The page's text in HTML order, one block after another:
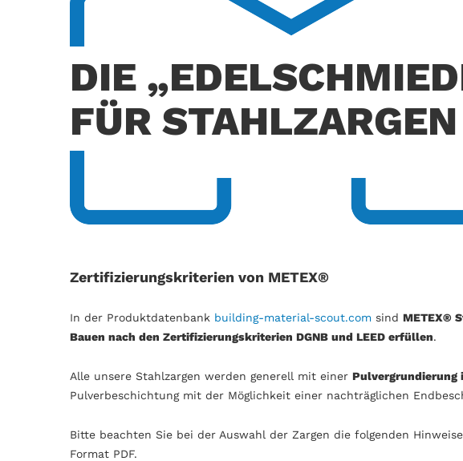
DIE
FÜR STAHLZARGEN
Zertifizierungskriterien von METEX®
In der Produktdatenbank building-material-scout.com sind METEX®
Bauen nach den Zertifizierungskriterien DGNB und LEED erfüllen.
Alle unsere Stahlzargen werden generell mit einer Pulvergrundierung
Pulverbeschichtung mit der Möglichkeit einer nachträglichen
Bitte beachten Sie bei der Auswahl der Zargen die folgenden
Format PDF.